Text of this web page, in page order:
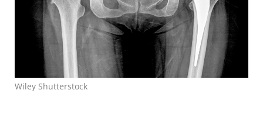
Wiley Shutterstock